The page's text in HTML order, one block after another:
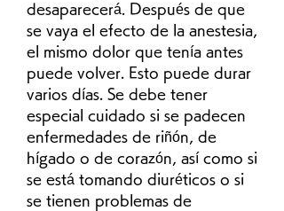
desaparecerá. Después de que
se vaya el efecto de la anestesia,
el mismo dolor que tenía antes
puede volver. Esto puede durar
varios días. Se debe tener
especial cuidado si se padecen
enfermedades de riñón, de
hígado o de corazón, así como si
se está tomando diuréticos o si
se tienen problemas de